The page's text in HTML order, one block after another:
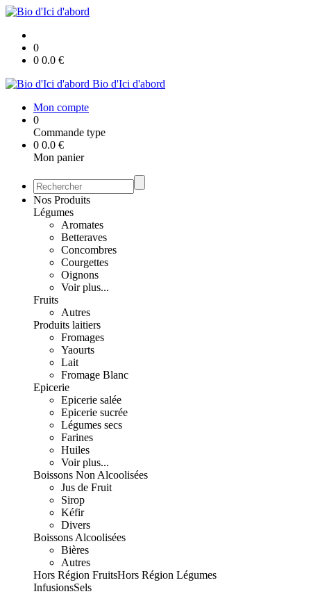
0
0 0.0 €
Bio d'Ici d'abord
Mon compte
0
Commande type
0 0.0 €
Mon panier
Nos Produits
Légumes
Aromates
Betteraves
Concombres
Courgettes
Oignons
Voir plus...
Fruits
Autres
Produits laitiers
Fromages
Yaourts
Lait
Fromage Blanc
Epicerie
Epicerie salée
Epicerie sucrée
Légumes secs
Farines
Huiles
Voir plus...
Boissons Non Alcoolisées
Jus de Fruit
Sirop
Kéfir
Divers
Boissons Alcoolisées
Bières
Autres
Hors Région FruitsHors Région Légumes
InfusionsSels